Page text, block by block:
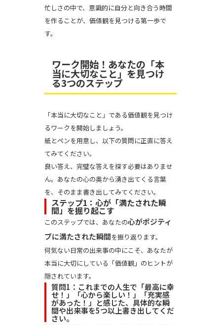
忙しさの中で、意識的に自分と向き合う時間
を作ることが、価値観を見つける第一歩で
す。
ワーク開始！あなたの「本
当に大切なこと」を見つけ
る3つのステップ
「本当に大切なこと」である価値観を見つけ
るワークを開始しましょう。
紙とペンを用意し、以下の質問に正直に答え
てみてください。
良い答え、完璧な答えを探す必要はありませ
ん。あなたの心の奥から湧き出てくる言葉
を、そのまま書き出してみてください。
ステップ1：心が「満たされた瞬
間」を掘り起こす
このステップでは、あなたの心がポジティ
ブに満たされた瞬間を振り返ります。
何気ない日常の出来事の中にこそ、あなたが
本当に大切にしている「価値観」のヒントが
隠されています。
質問1：これまでの人生で「最高に幸
せ！」「心から楽しい！」「充実感
があった！」と感じた、具体的な瞬
間や出来事を5つ以上書き出してくだ
さい。